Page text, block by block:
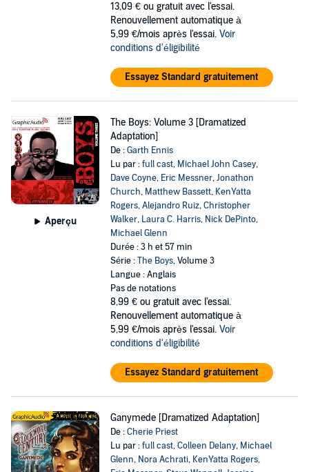
13,09 € ou gratuit avec l'essai.
Renouvellement automatique à
5,99 €/mois après l'essai. Voir
conditions d'éligibilité
Essayez Standard gratuitement
Aperçu
The Boys: Volume 3 [Dramatized
Adaptation]
De :Garth Ennis
Lu par :full cast, Michael John Casey,
Dave Coyne, Eric Messner,Jonathon
Church, Matthew Bassett, KenYatta
Rogers,Alejandro Ruiz,Christopher
Walker, Laura C. Harris, Nick DePinto,
Michael Glenn
Durée : 3 h et 57 min
Série :The Boys, Volume 3
Langue : Anglais
Pas de notations
8,99 € ou gratuit avec l'essai.
Renouvellement automatique à
5,99 €/mois après l'essai. Voir
conditions d'éligibilité
Essayez Standard gratuitement
Ganymede [Dramatized Adaptation]
De :Cherie Priest
Lu par :full cast,Colleen Delany, Michael
Glenn, Nora Achrati, KenYatta Rogers,